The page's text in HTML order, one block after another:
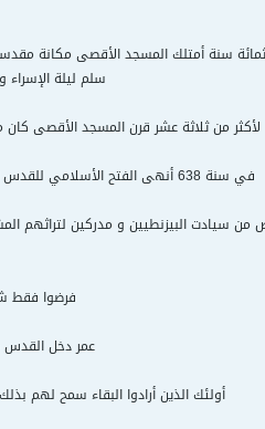
سنة أمتلك المسجد الأقصى مكانة
سلم ليلة
لأكثر من ثلاثة عشر قرن المسجد الأقصى
في سنة 638 أنهى الفتح الأسلامي للقدس الألف السنين من الإضطهاد الديني والتعصّب والظلم، كان الفتح على يد الخليفة عمر بن الخطاب.
من سيادت البيزنطيين و مدركين لتراثهم
فرضوا فقط
عمر دخل القدس
أولئك الذين أرادوا البقاء سمح لهم